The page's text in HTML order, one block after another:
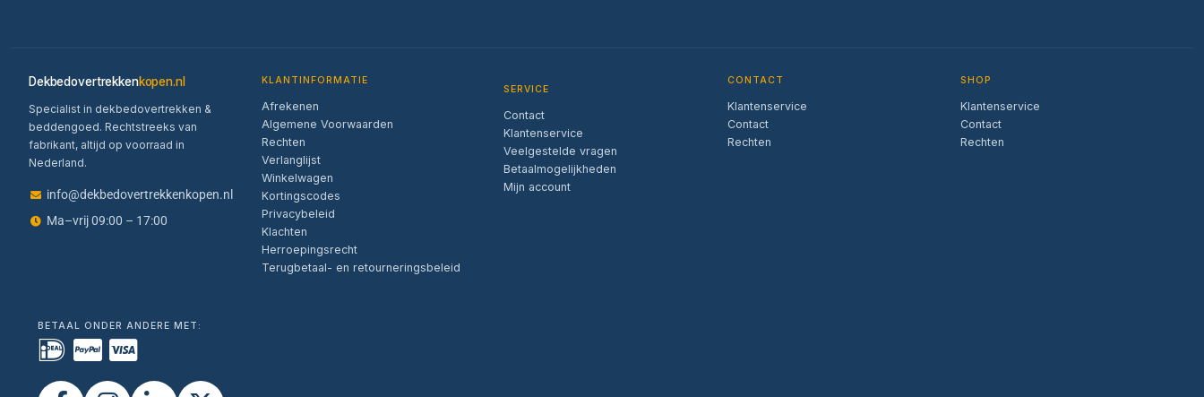
Dekbedovertrekkenkopen.nl
Specialist in dekbedovertrekken &
beddengoed. Rechtstreeks van
fabrikant, altijd op voorraad in
Nederland.
info@dekbedovertrekkenkopen.nl
Ma–vrij 09:00 – 17:00
KLANTINFORMATIE
Afrekenen
Algemene Voorwaarden
Rechten
Verlanglijst
Winkelwagen
Kortingscodes
Privacybeleid
Klachten
Herroepingsrecht
Terugbetaal- en retourneringsbeleid
SERVICE
Contact
Klantenservice
Veelgestelde vragen
Betaalmogelijkheden
Mijn account
CONTACT
Klantenservice
Contact
Rechten
SHOP
Klantenservice
Contact
Rechten
BETAAL ONDER ANDERE MET: